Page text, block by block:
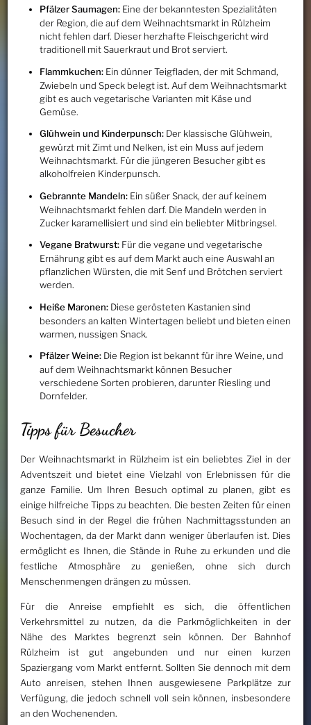
Pfälzer Saumagen:Eine der bekanntesten Spezialitäten
der Region, die auf dem Weihnachtsmarkt in Rülzheim
nicht fehlen darf. Dieser herzhafte Fleischgericht wird
traditionell mit Sauerkraut und Brot serviert.
Flammkuchen:Ein dünner Teigfladen, der mit Schmand,
Zwiebeln und Speck belegt ist. Auf dem Weihnachtsmarkt
gibt es auch vegetarische Varianten mit Käse und
Gemüse.
Glühwein und Kinderpunsch:Der klassische Glühwein,
gewürzt mit Zimt und Nelken, ist ein Muss auf jedem
Weihnachtsmarkt. Für die jüngeren Besucher gibt es
alkoholfreien Kinderpunsch.
Gebrannte Mandeln:Ein süßer Snack, der auf keinem
Weihnachtsmarkt fehlen darf. Die Mandeln werden in
Zucker karamellisiert und sind ein beliebter Mitbringsel.
Vegane Bratwurst:Für die vegane und vegetarische
Ernährung gibt es auf dem Markt auch eine Auswahl an
pflanzlichen Würsten, die mit Senf und Brötchen serviert
werden.
Heiße Maronen:Diese gerösteten Kastanien sind
besonders an kalten Wintertagen beliebt und bieten einen
warmen, nussigen Snack.
Pfälzer Weine:Die Region ist bekannt für ihre Weine, und
auf dem Weihnachtsmarkt können Besucher
verschiedene Sorten probieren, darunter Riesling und
Dornfelder.
Tipps für Besucher
Der Weihnachtsmarkt in Rülzheim ist ein beliebtes Ziel in der
Adventszeit und bietet eine Vielzahl von Erlebnissen für die
ganze Familie. Um Ihren Besuch optimal zu planen, gibt es
einige hilfreiche Tipps zu beachten. Die besten Zeiten für einen
Besuch sind in der Regel die frühen Nachmittagsstunden an
Wochentagen, da der Markt dann weniger überlaufen ist. Dies
ermöglicht es Ihnen, die Stände in Ruhe zu erkunden und die
festliche Atmosphäre zu genießen, ohne sich durch
Menschenmengen drängen zu müssen.
Für die Anreise empfiehlt es sich, die öffentlichen
Verkehrsmittel zu nutzen, da die Parkmöglichkeiten in der
Nähe des Marktes begrenzt sein können. Der Bahnhof
Rülzheim ist gut angebunden und nur einen kurzen
Spaziergang vom Markt entfernt. Sollten Sie dennoch mit dem
Auto anreisen, stehen Ihnen ausgewiesene Parkplätze zur
Verfügung, die jedoch schnell voll sein können, insbesondere
an den Wochenenden.